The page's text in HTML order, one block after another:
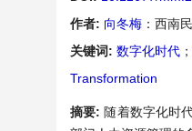
作者: 向冬梅 ：西南
关键词: 数字化时代 ；
Transformation
摘要: 随着数字化时